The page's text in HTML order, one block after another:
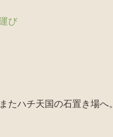
び
たハチ天国の石置き場へ。